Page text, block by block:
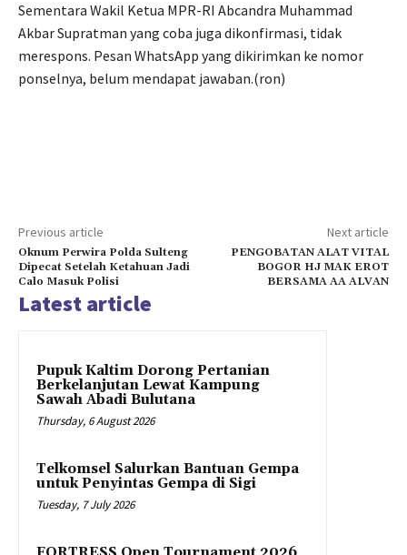
Sementara Wakil Ketua MPR-RI Abcandra Muhammad
Akbar Supratman yang coba juga dikonfirmasi, tidak
merespons. Pesan WhatsApp yang dikirimkan ke nomor
ponselnya, belum mendapat jawaban.(ron)
Previous article
Oknum Perwira Polda Sulteng
Dipecat Setelah Ketahuan Jadi
Calo Masuk Polisi
Next article
PENGOBATAN ALAT VITAL
BOGOR HJ MAK EROT
BERSAMA AA ALVAN
Latest article
Pupuk Kaltim Dorong Pertanian
Berkelanjutan Lewat Kampung
Sawah Abadi Bulutana
Thursday, 6 August 2026
Telkomsel Salurkan Bantuan Gempa
untuk Penyintas Gempa di Sigi
Tuesday, 7 July 2026